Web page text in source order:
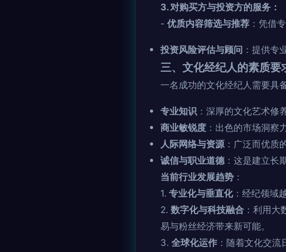
3. 对购买方与投资方的服务：
- 优质内容筛选与推荐 ：凭借
投资风险评估与顾问 ：提供专
三、文化经纪人的素质要
一名成功的文化经纪人需要具
专业知识 ：深厚的文化艺术修
商业敏锐度 ：出色的市场洞察
人际网络与资源 ：广泛而优质
诚信与职业道德 ：这是建立长
当前行业发展趋势 ：
1. 专业化与垂直化：经纪领域
2. 数字化与科技融合 ：利用
易与粉丝经济带来新可能。
3. 全球化运作 ：随着文化交流